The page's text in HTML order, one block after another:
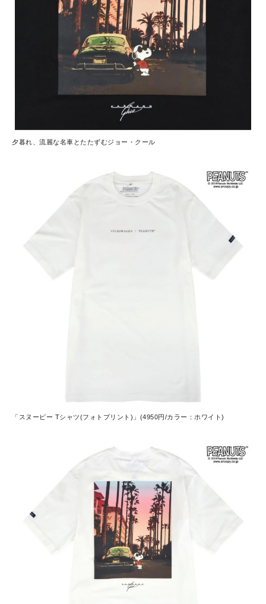
夕暮れ、流麗な名車とたたずむジョー・クール
「スヌーピー Tシャツ(フォトプリント)」(4950円/カラー：ホワイト)